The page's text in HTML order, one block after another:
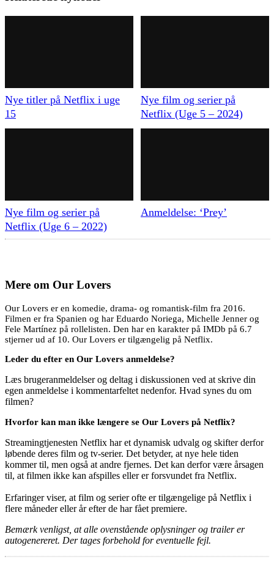
Nye titler på Netflix i uge
15
Nye film og serier på
Netflix (Uge 5 – 2024)
Nye film og serier på
Netflix (Uge 6 – 2022)
Anmeldelse: ‘Prey’
Mere om Our Lovers
Our Lovers er en komedie, drama- og romantisk-film fra 2016.
Filmen er fra Spanien og har Eduardo Noriega, Michelle Jenner og
Fele Martínez på rollelisten. Den har en karakter på IMDb på 6.7
stjerner ud af 10. Our Lovers er tilgængelig på Netflix.
Leder du efter en Our Lovers anmeldelse?
Læs brugeranmeldelser og deltag i diskussionen ved at skrive din
egen anmeldelse i kommentarfeltet nedenfor. Hvad synes du om
filmen?
Hvorfor kan man ikke længere se Our Lovers på Netflix?
Streamingtjenesten Netflix har et dynamisk udvalg og skifter derfor
løbende deres film og tv-serier. Det betyder, at nye hele tiden
kommer til, men også at andre fjernes. Det kan derfor være årsagen
til, at filmen ikke kan afspilles eller er forsvundet fra Netflix.
Erfaringer viser, at film og serier ofte er tilgængelige på Netflix i
flere måneder eller år efter de har fået premiere.
Bemærk venligst, at alle ovenstående oplysninger og trailer er
autogenereret. Der tages forbehold for eventuelle fejl.